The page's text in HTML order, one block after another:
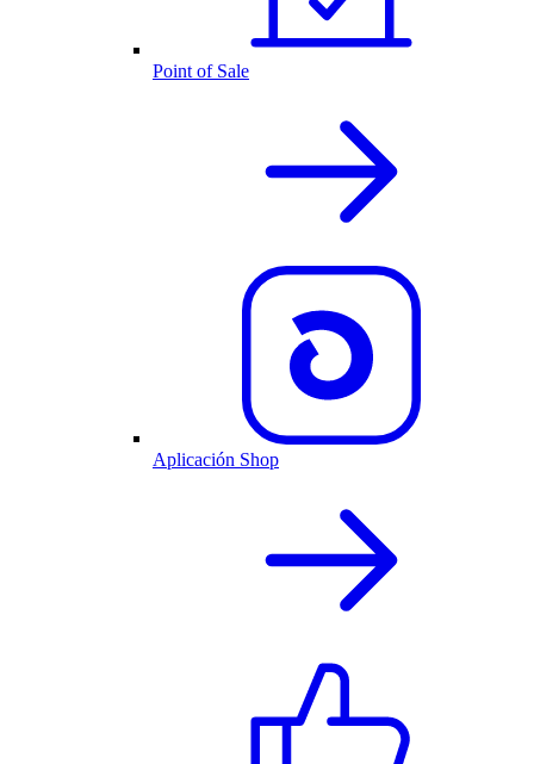
Point of Sale
Aplicación Shop